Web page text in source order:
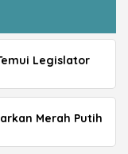
Legislator
Merah Putih